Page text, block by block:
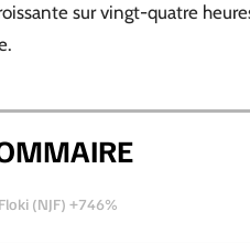
sur vingt-quatre
(NJF) +746%